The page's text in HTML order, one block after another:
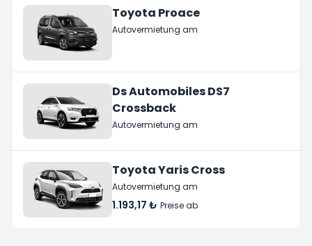
Toyota Proace
Autovermietung am
Ds Automobiles DS7
Crossback
Autovermietung am
Toyota Yaris Cross
Autovermietung am
1.193,17 ₺ Preise ab